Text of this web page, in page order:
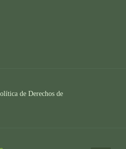
de Derechos de